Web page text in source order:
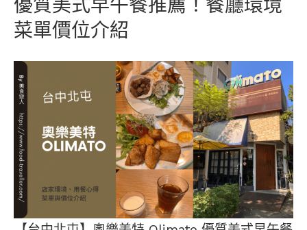
優質美式早午餐推薦！餐廳環境
菜單價位介紹